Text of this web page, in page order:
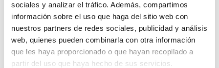
sociales y analizar el tráfico. Además, compartimos
información sobre el uso que haga del sitio web con
nuestros partners de redes sociales, publicidad y análisis
web, quienes pueden combinarla con otra información
que les haya proporcionado o que hayan recopilado a
partir del uso que haya hecho de sus servicios.